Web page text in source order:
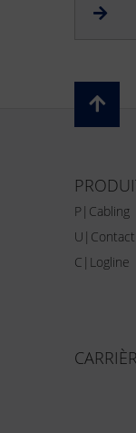
P|Cabling
U|Contact
C|Logline